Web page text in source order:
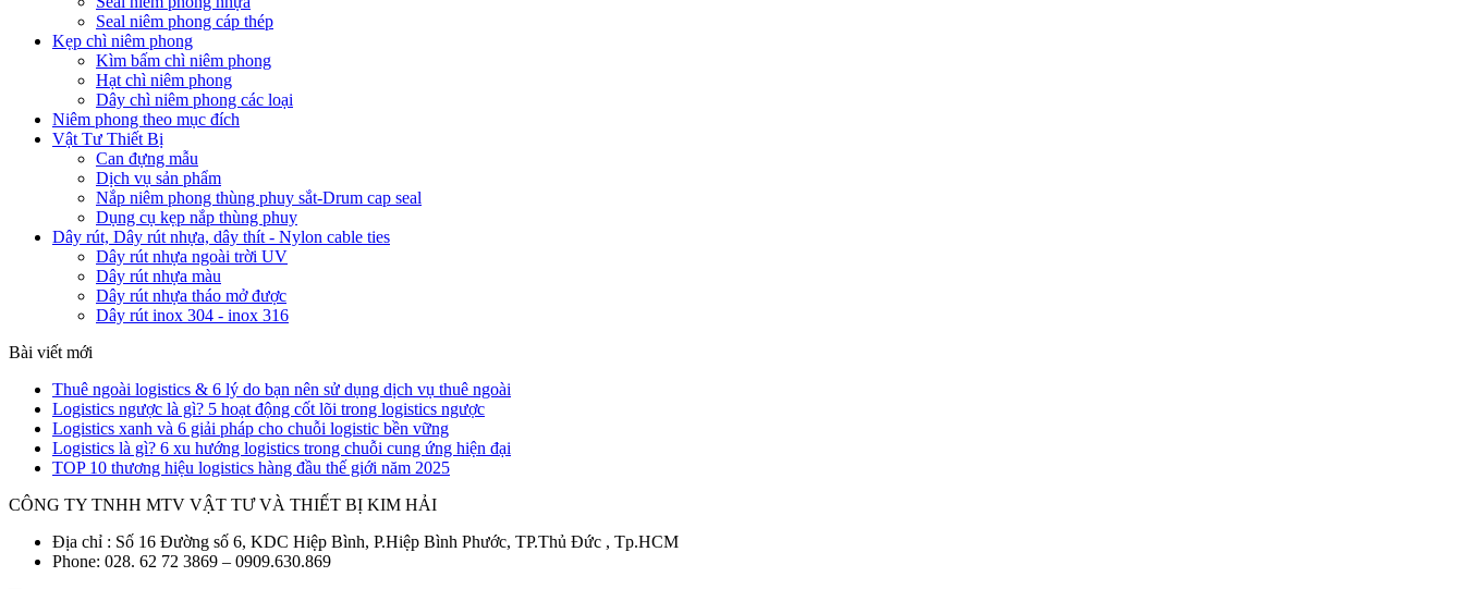
Seal niêm phong cáp thép
Kẹp chì niêm phong
Kìm bấm chì niêm phong
Hạt chì niêm phong
Dây chì niêm phong các loại
Niêm phong theo mục đích
Vật Tư Thiết Bị
Can đựng mẫu
Dịch vụ sản phẩm
Nắp niêm phong thùng phuy sắt-Drum cap seal
Dụng cụ kẹp nắp thùng phuy
Dây rút, Dây rút nhựa, dây thít - Nylon cable ties
Dây rút nhựa ngoài trời UV
Dây rút nhựa màu
Dây rút nhựa tháo mở được
Dây rút inox 304 - inox 316
Bài viết mới
Thuê ngoài logistics & 6 lý do bạn nên sử dụng dịch vụ thuê ngoài
Logistics ngược là gì? 5 hoạt động cốt lõi trong logistics ngược
Logistics xanh và 6 giải pháp cho chuỗi logistic bền vững
Logistics là gì? 6 xu hướng logistics trong chuỗi cung ứng hiện đại
TOP 10 thương hiệu logistics hàng đầu thế giới năm 2025
CÔNG TY TNHH MTV VẬT TƯ VÀ THIẾT BỊ KIM HẢI
Địa chỉ : Số 16 Đường số 6, KDC Hiệp Bình, P.Hiệp Bình Phước, TP.Thủ Đức , Tp.HCM
Phone: 028. 62 72 3869 – 0909.630.869